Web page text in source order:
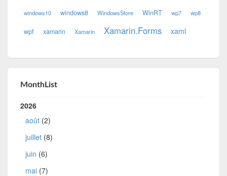
windows10 windows8 WindowsStore WinRT wp7 wp8
wpf xamarin Xamarin Xamarin.Forms xaml
MonthList
2026
août (2)
juillet (8)
juin (6)
mai (7)